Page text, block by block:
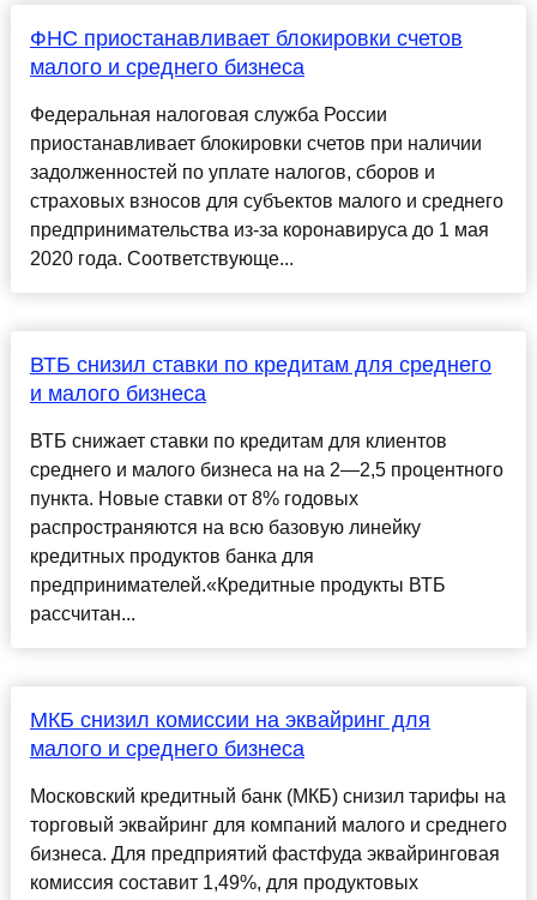
ФНС приостанавливает блокировки счетов
малого и среднего бизнеса
Федеральная налоговая служба России
приостанавливает блокировки счетов при наличии
задолженностей по уплате налогов, сборов и
страховых взносов для субъектов малого и среднего
предпринимательства из-за коронавируса до 1 мая
2020 года. Соответствующе...
ВТБ снизил ставки по кредитам для среднего
и малого бизнеса
ВТБ снижает ставки по кредитам для клиентов
среднего и малого бизнеса на на 2—2,5 процентного
пункта. Новые ставки от 8% годовых
распространяются на всю базовую линейку
кредитных продуктов банка для
предпринимателей.«Кредитные продукты ВТБ
рассчитан...
МКБ снизил комиссии на эквайринг для
малого и среднего бизнеса
Московский кредитный банк (МКБ) снизил тарифы на
торговый эквайринг для компаний малого и среднего
бизнеса. Для предприятий фастфуда эквайринговая
комиссия составит 1,49%, для продуктовых